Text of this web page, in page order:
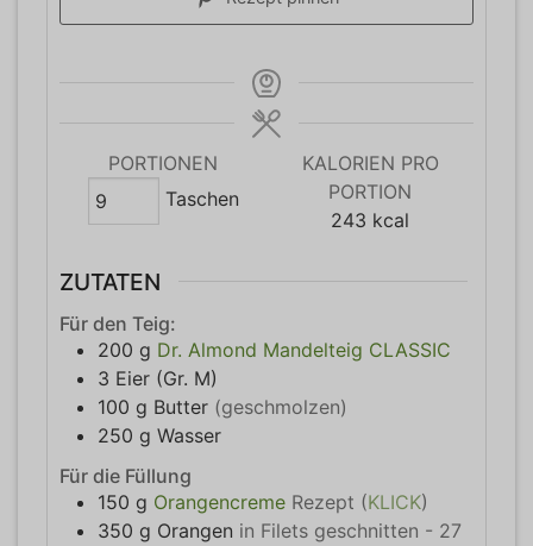
PORTIONEN
Taschen
KALORIEN PRO
PORTION
243 kcal
ZUTATEN
Für den Teig:
200 g Dr. Almond Mandelteig CLASSIC
3 Eier (Gr. M)
100 g Butter (geschmolzen)
250 g Wasser
Für die Füllung
150 g Orangencreme Rezept (KLICK)
350 g Orangen in Filets geschnitten - 27